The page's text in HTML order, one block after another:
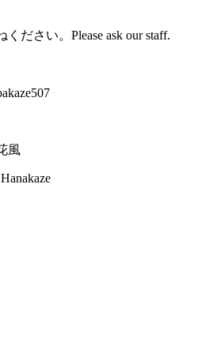
ださい。Please ask our staff.
風